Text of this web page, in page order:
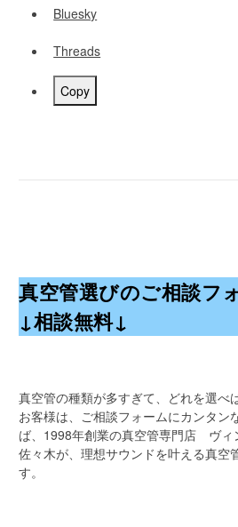
Bluesky
Threads
Copy
真空管選びのご相談フ
↓相談無料↓
真空管の種類が多すぎて、どれを選べ
お客様は、ご相談フォームにカンタン
ば、1998年創業の真空管専門店 ヴィ
佐々木が、理想サウンドを叶える真空
す。